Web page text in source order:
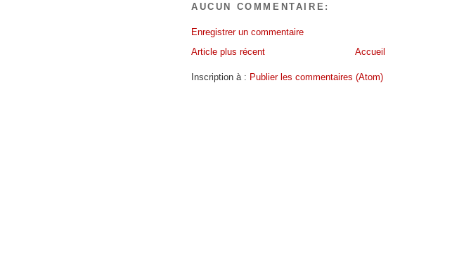
AUCUN COMMENTAIRE:
Enregistrer un commentaire
Article plus récent
Accueil
Inscription à : Publier les commentaires (Atom)